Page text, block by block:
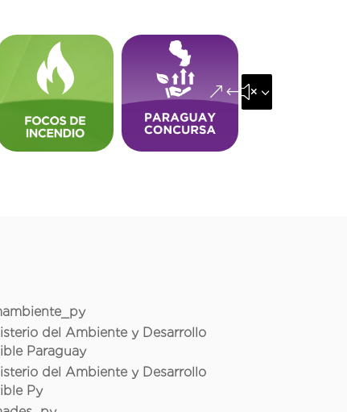
&#x35;
del Ambiente y Desarrollo
Paraguay
del Ambiente y Desarrollo
Py